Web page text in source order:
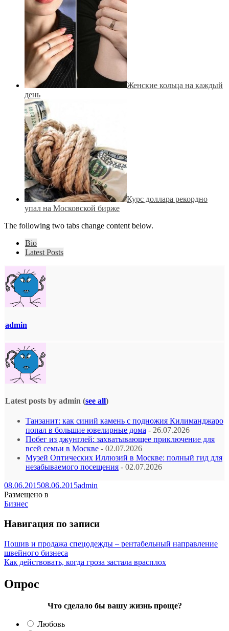
Женские кольца на каждый
день
Курс доллара рекордно
упал на Московской бирже
The following two tabs change content below.
Bio
Latest Posts
admin
Latest posts by admin (see all)
Танзанит: как синий камень с подножия Килиманджаро
попал в большие ювелирные дома - 26.07.2026
Побег из джунглей: захватывающее приключение для
всей семьи в Москве - 02.07.2026
Музей Оптических Иллюзий в Москве: полный гид для
незабываемого посещения - 02.07.2026
08.06.201508.06.2015admin
Размещено в
Бизнес
Навигация по записи
Пошив и продажа спецодежды – рентабельный направление
швейного бизнеса
Как действовать, когда гроза застала врасплох
Опрос
Что сделало бы вашу жизнь проще?
Любовь